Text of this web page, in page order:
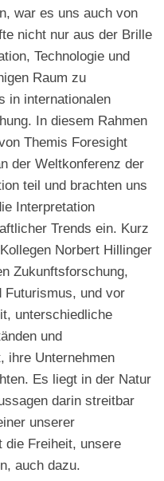
war es uns auch von
nicht nur aus der Brille
Technologie und
Raum zu
in internationalen
In diesem Rahmen
Themis Foresight
der Weltkonferenz der
teil und brachten uns
Interpretation
Trends ein. Kurz
Norbert Hillinger
Zukunftsforschung,
Futurismus, und vor
unterschiedliche
und
ihre Unternehmen
Es liegt in der Natur
darin streitbar
unserer
die Freiheit, unsere
auch dazu.